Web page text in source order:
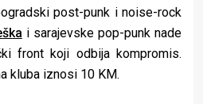
post-punk i noise-rock
i sarajevske pop-punk nade
front koji odbija kompromis.
kluba iznosi 10 KM.